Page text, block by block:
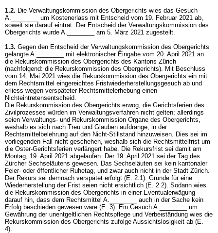
1.2. Die Verwaltungskommission des Obergerichts wies das Gesuch
A.________ um Kostenerlass mit Entscheid vom 19. Februar 2021 ab,
soweit sie darauf eintrat. Der Entscheid der Verwaltungskommission des
Obergerichts wurde A.________ am 5. März 2021 zugestellt.
1.3. Gegen den Entscheid der Verwaltungskommission des Obergerichts
gelangte A.________ mit elektronischer Eingabe vom 20. April 2021 an
die Rekurskommission des Obergerichts des Kantons Zürich
(nachfolgend: die Rekurskommission des Obergerichts). Mit Beschluss
vom 14. Mai 2021 wies die Rekurskommission des Obergerichts ein mit
dem Rechtsmittel eingereichtes Fristwiederherstellungsgesuch ab und
erliess wegen verspäteter Rechtsmittelerhebung einen
Nichteintretensentscheid.
Die Rekurskommission des Obergerichts erwog, die Gerichtsferien des
Zivilprozesses würden im Verwaltungsverfahren nicht gelten; allerdings
seien Verwaltungs- und Rekurskommission Organe des Obergerichts,
weshalb es sich nach Treu und Glauben aufdränge, in der
Rechtsmittelbelehrung auf den Nicht-Stillstand hinzuweisen. Dies sei im
vorliegenden Fall nicht geschehen, weshalb sich die Rechtsmittelfrist um
die Oster-Gerichtsferien verlängert habe. Die Rekursfrist sei damit am
Montag, 19. April 2021 abgelaufen. Der 19. April 2021 sei der Tag des
Zürcher Sechseläutens gewesen. Das Sechseläuten sei kein kantonaler
Feier- oder öffentlicher Ruhetag, und zwar auch nicht in der Stadt Zürich.
Der Rekurs sei demnach verspätet erfolgt (E. 2.1). Gründe für eine
Wiederherstellung der Frist seien nicht ersichtlich (E. 2.2). Sodann wies
die Rekurskommission des Obergerichts in einer Eventualerwägung
darauf hin, dass dem Rechtsmittel A.________ auch in der Sache kein
Erfolg beschieden gewesen wäre (E. 3). Ein Gesuch A.________ um
Gewährung der unentgeltlichen Rechtspflege und Verbeiständung wies die
Rekurskommission des Obergerichts zufolge Aussichtslosigkeit ab (E.
4).